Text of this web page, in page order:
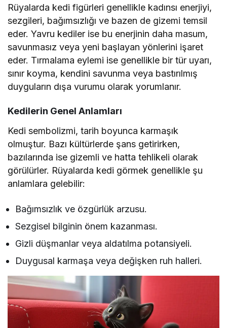
Rüyalarda kedi figürleri genellikle kadınsı enerjiyi,
sezgileri, bağımsızlığı ve bazen de gizemi temsil
eder. Yavru kediler ise bu enerjinin daha masum,
savunmasız veya yeni başlayan yönlerini işaret
eder. Tırmalama eylemi ise genellikle bir tür uyarı,
sınır koyma, kendini savunma veya bastırılmış
duyguların dışa vurumu olarak yorumlanır.
Kedilerin Genel Anlamları
Kedi sembolizmi, tarih boyunca karmaşık
olmuştur. Bazı kültürlerde şans getirirken,
bazılarında ise gizemli ve hatta tehlikeli olarak
görülürler. Rüyalarda kedi görmek genellikle şu
anlamlara gelebilir:
Bağımsızlık ve özgürlük arzusu.
Sezgisel bilginin önem kazanması.
Gizli düşmanlar veya aldatılma potansiyeli.
Duygusal karmaşa veya değişken ruh halleri.